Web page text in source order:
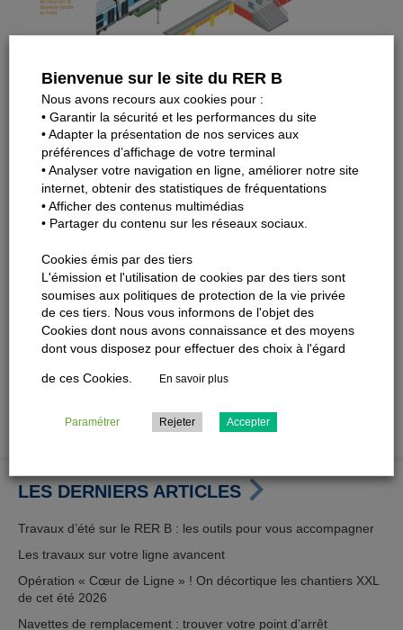
Alors que les voies et les quais viennent d’être
transformés, les espaces de la gare de Port-Royal
poursuivent leur rénovation. L’objectif : mettre en place
une nouvelle sortie en voirie et améliorer l’accessibilité et
la sécurité de la gare, avec la création d’espaces de
refuge sur les quais pour les personnes en fauteuil. Ces
travaux, sans impact sur la circulation du RER B,
s’achèveront en 2024.
Enfin, la gare bénéficiera d’une remise à niveau, un
chantier « coup de propre » qui se déroulera jusqu’à la fin
de l’année 2022, également sans impact sur le trafic de la
ligne B.
PARTAGER CET ARTICLE
LES DERNIERS ARTICLES
Travaux d’été sur le RER B : les outils pour vous accompagner
Les travaux sur votre ligne avancent
Opération « Cœur de Ligne » ! On décortique les chantiers XXL
de cet été 2026
Navettes de remplacement : trouver votre point d’arrêt
Bienvenue sur le site du RER B
Nous avons recours aux cookies pour :
• Garantir la sécurité et les performances du site
• Adapter la présentation de nos services aux
préférences d’affichage de votre terminal
• Analyser votre navigation en ligne, améliorer notre site
internet, obtenir des statistiques de fréquentations
• Afficher des contenus multimédias
• Partager du contenu sur les réseaux sociaux.
Cookies émis par des tiers
L'émission et l'utilisation de cookies par des tiers sont
soumises aux politiques de protection de la vie privée
de ces tiers. Nous vous informons de l'objet des
Cookies dont nous avons connaissance et des moyens
dont vous disposez pour effectuer des choix à l'égard
de ces Cookies. En savoir plus
Paramétrer Rejeter Accepter